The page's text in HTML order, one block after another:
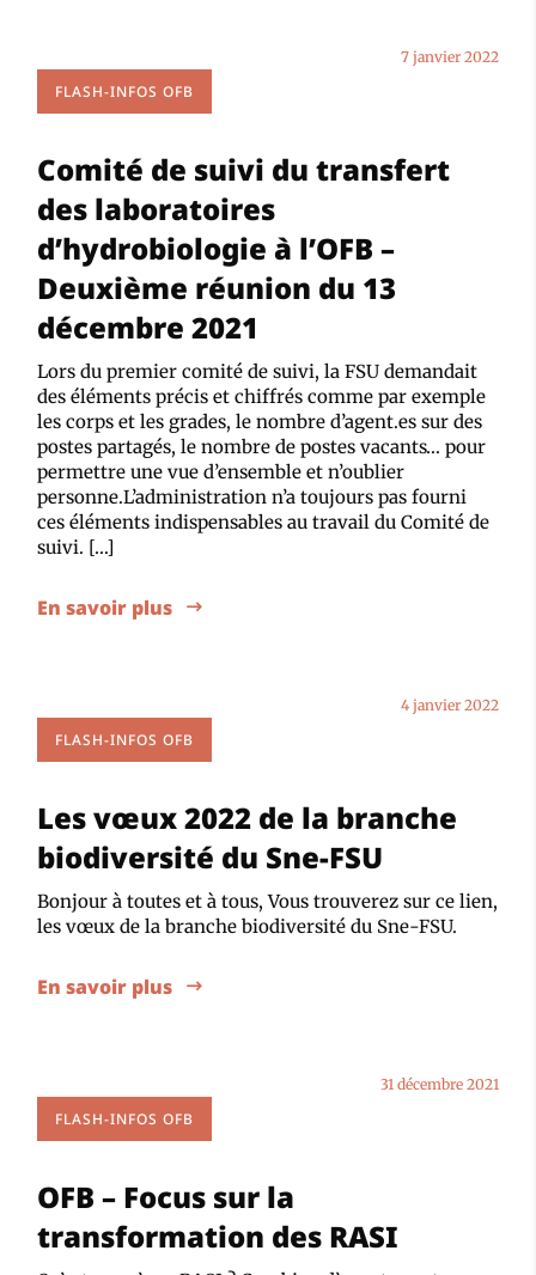
FLASH-INFOS OFB
7 janvier 2022
Comité de suivi du transfert
des laboratoires
d’hydrobiologie à l’OFB –
Deuxième réunion du 13
décembre 2021
Lors du premier comité de suivi, la FSU demandait
des éléments précis et chiffrés comme par exemple
les corps et les grades, le nombre d’agent.es sur des
postes partagés, le nombre de postes vacants… pour
permettre une vue d’ensemble et n’oublier
personne.L’administration n’a toujours pas fourni
ces éléments indispensables au travail du Comité de
suivi. […]
En savoir plus
FLASH-INFOS OFB
4 janvier 2022
Les vœux 2022 de la branche
biodiversité du Sne-FSU
Bonjour à toutes et à tous, Vous trouverez sur ce lien,
les vœux de la branche biodiversité du Sne-FSU.
En savoir plus
FLASH-INFOS OFB
31 décembre 2021
OFB – Focus sur la
transformation des RASI